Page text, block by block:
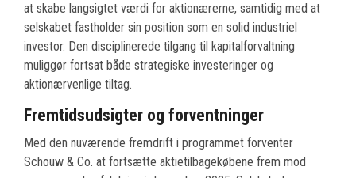
at skabe langsigtet værdi for aktionærerne, samtidig med at
selskabet fastholder sin position som en solid industriel
investor. Den disciplinerede tilgang til kapitalforvaltning
muliggør fortsat både strategiske investeringer og
aktionærvenlige tiltag.
Fremtidsudsigter og forventninger
Med den nuværende fremdrift i programmet forventer
Schouw & Co. at fortsætte aktietilbagekøbene frem mod